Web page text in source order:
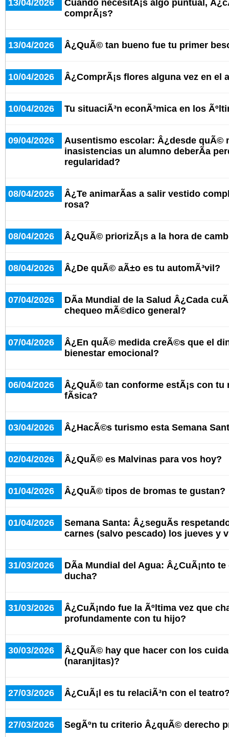
13/04/2026
Cuando necesitÃ¡s algo puntual,
comprÃ¡s?
13/04/2026 Â¿QuÃ© tan bueno fue tu primer
10/04/2026 Â¿ComprÃ¡s flores alguna vez en el
10/04/2026 Tu situaciÃ³n econÃ³mica en los
09/04/2026
Ausentismo escolar: Â¿desde quÃ©
inasistencias un alumno deberÃ­a
regularidad?
08/04/2026
Â¿Te animarÃ­as a salir vestido
rosa?
08/04/2026 Â¿QuÃ© priorizÃ¡s a la hora de
08/04/2026 Â¿De quÃ© aÃ±o es tu automÃ³vil?
07/04/2026
DÃ­a Mundial de la Salud Â¿Cada
chequeo mÃ©dico general?
07/04/2026
Â¿En quÃ© medida creÃ©s que el
bienestar emocional?
06/04/2026
Â¿QuÃ© tan conforme estÃ¡s con tu
fÃ­sica?
03/04/2026 Â¿HacÃ©s turismo esta Semana
02/04/2026 Â¿QuÃ© es Malvinas para vos hoy?
01/04/2026 Â¿QuÃ© tipos de bromas te gustan?
01/04/2026
Semana Santa: Â¿seguÃ­s
carnes (salvo pescado) los jueves y
31/03/2026
DÃ­a Mundial del Agua: Â¿CuÃ¡nto te
ducha?
31/03/2026
Â¿CuÃ¡ndo fue la Ãºltima vez que
profundamente con tu hijo?
30/03/2026
Â¿QuÃ© hay que hacer con los
(naranjitas)?
27/03/2026 Â¿CuÃ¡l es tu relaciÃ³n con el
27/03/2026 SegÃºn tu criterio Â¿quÃ© derecho